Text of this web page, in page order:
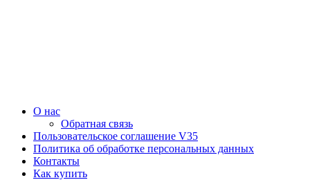
О нас
Обратная связь
Пользовательское соглашение V35
Политика об обработке персональных данных
Контакты
Как купить